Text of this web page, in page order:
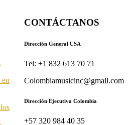
CONTÁCTANOS
Dirección General USA
Tel: +1 832 613 70 71
Colombiamusicinc@gmail.com
Dirección Ejecutiva Colombia
+57 320 984 40 35